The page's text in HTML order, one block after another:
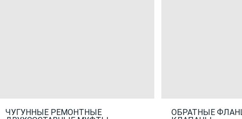
ЧУГУННЫЕ РЕМОНТНЫЕ
ОБРАТНЫЕ